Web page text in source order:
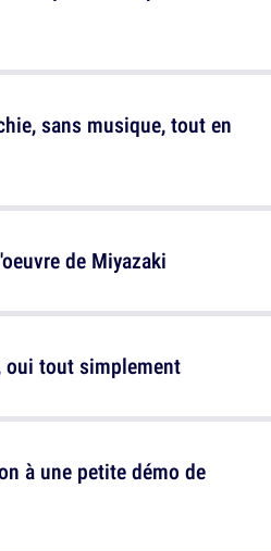
oui tout simplement
de Miyazaki